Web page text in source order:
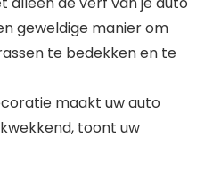
geweldige manier om
te bedekken en te
maakt uw auto
toont uw